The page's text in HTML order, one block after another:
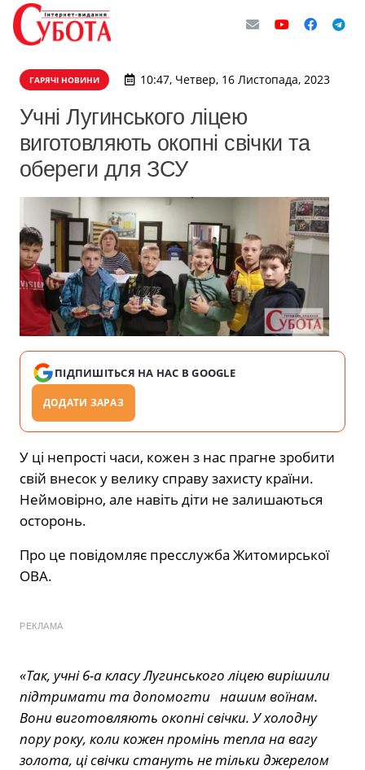
ГАРЯЧІ НОВИНИ 10:47, Четвер, 16 Листопада, 2023
Учні Лугинського ліцею
виготовляють окопні свічки та
обереги для ЗСУ
ПІДПИШІТЬСЯ НА НАС В GOOGLE
ДОДАТИ ЗАРАЗ
У ці непрості часи, кожен з нас прагне зробити
свій внесок у велику справу захисту країни.
Неймовірно, але навіть діти не залишаються
осторонь.
Про це повідомляє пресслужба Житомирської
ОВА.
РЕКЛАМА
«Так, учні 6-а класу Лугинського ліцею вирішили
підтримати та допомогти нашим воїнам.
Вони виготовляють окопні свічки. У холодну
пору року, коли кожен промінь тепла на вагу
золота, ці свічки стануть не тільки джерелом